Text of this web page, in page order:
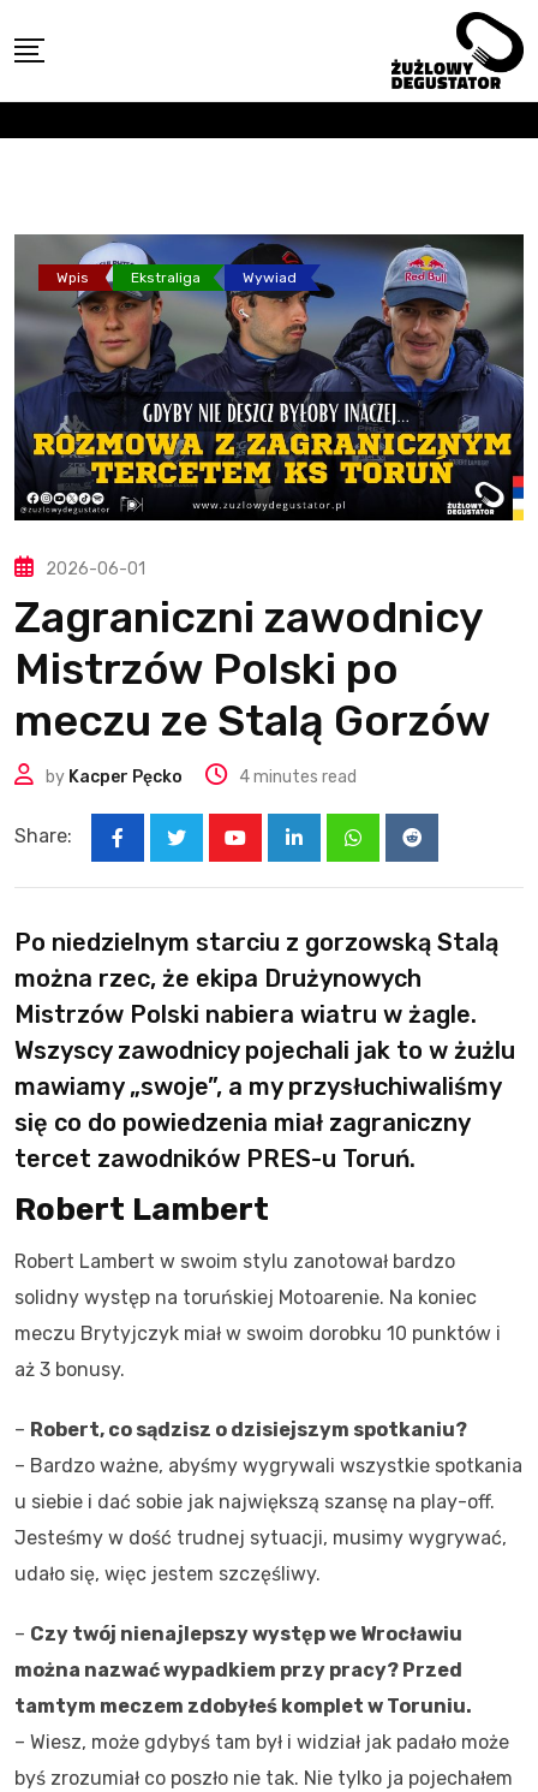
to
Wpis Ekstraliga Wywiad
2026-06-01
Zagraniczni zawodnicy
Mistrzów Polski po
meczu ze Stalą Gorzów
by Kacper Pęcko 4 minutes read
Share:
LinkedInWhatsappReddit
Po niedzielnym starciu z gorzowską Stalą
można rzec, że ekipa Drużynowych
Mistrzów Polski nabiera wiatru w żagle.
Wszyscy zawodnicy pojechali jak to w żużlu
mawiamy „swoje”, a my przysłuchiwaliśmy
się co do powiedzenia miał zagraniczny
tercet zawodników PRES-u Toruń.
Robert Lambert
Robert Lambert w swoim stylu zanotował bardzo
solidny występ na toruńskiej Motoarenie. Na koniec
meczu Brytyjczyk miał w swoim dorobku 10 punktów i
aż 3 bonusy.
– Robert, co sądzisz o dzisiejszym spotkaniu?
– Bardzo ważne, abyśmy wygrywali wszystkie spotkania
u siebie i dać sobie jak największą szansę na play-off.
Jesteśmy w dość trudnej sytuacji, musimy wygrywać,
udało się, więc jestem szczęśliwy.
– Czy twój nienajlepszy występ we Wrocławiu
można nazwać wypadkiem przy pracy? Przed
tamtym meczem zdobyłeś komplet w Toruniu.
– Wiesz, może gdybyś tam był i widział jak padało może
byś zrozumiał co poszło nie tak. Nie tylko ja pojechałem